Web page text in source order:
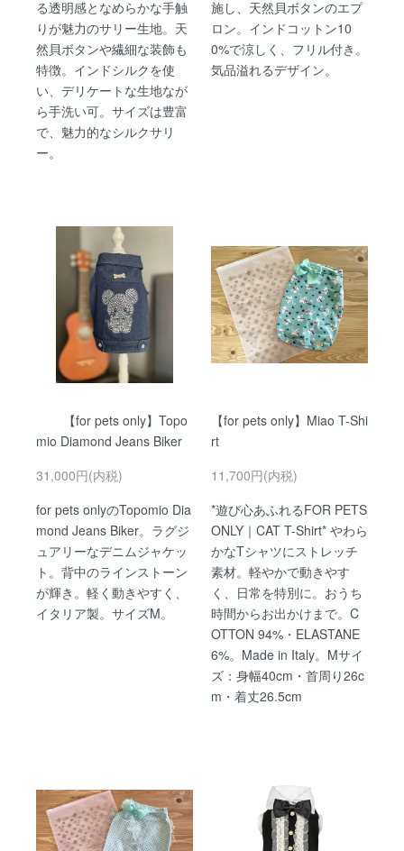
る透明感となめらかな手触
りが魅力のサリー生地。天
然貝ボタンや繊細な装飾も
特徴。インドシルクを使
い、デリケートな生地なが
ら手洗い可。サイズは豊富
で、魅力的なシルクサリ
ー。
施し、天然貝ボタンのエプ
ロン。インドコットン10
0%で涼しく、フリル付き。
気品溢れるデザイン。
【for pets only】Topo
mio Diamond Jeans Biker
31,000円(内税)
for pets onlyのTopomio Dia
mond Jeans Biker。ラグジ
ュアリーなデニムジャケッ
ト。背中のラインストーン
が輝き。軽く動きやすく、
イタリア製。サイズM。
【for pets only】Miao T-Shi
rt
11,700円(内税)
*遊び心あふれるFOR PETS
ONLY｜CAT T-Shirt* やわら
かなTシャツにストレッチ
素材。軽やかで動きやす
く、日常を特別に。おうち
時間からお出かけまで。C
OTTON 94%・ELASTANE
6%。Made in Italy。Mサイ
ズ：身幅40cm・首周り26c
m・着丈26.5cm